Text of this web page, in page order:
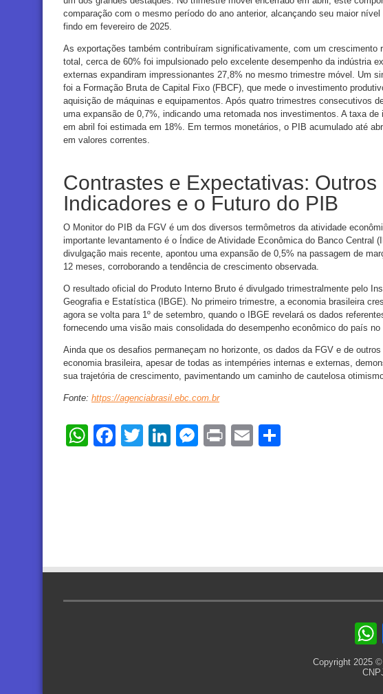
comparação com o mesmo período do ano anterior, alcançando seu maior
findo em fevereiro de 2025.
As exportações também contribuíram significativamente, com um crescimento
total, cerca de 60% foi impulsionado pelo excelente desempenho da indústria
externas expandiram impressionantes 27,8% no mesmo trimestre móvel. Um
foi a Formação Bruta de Capital Fixo (FBCF), que mede o investimento
aquisição de máquinas e equipamentos. Após quatro trimestres consecutivos
uma expansão de 0,7%, indicando uma retomada nos investimentos. A taxa
em abril foi estimada em 18%. Em termos monetários, o PIB acumulado até
em valores correntes.
Contrastes e Expectativas: Outros
Indicadores e o Futuro do PIB
O Monitor do PIB da FGV é um dos diversos termômetros da atividade
importante levantamento é o Índice de Atividade Econômica do Banco Central
divulgação mais recente, apontou uma expansão de 0,5% na passagem de
12 meses, corroborando a tendência de crescimento observada.
O resultado oficial do Produto Interno Bruto é divulgado trimestralmente pelo
Geografia e Estatística (IBGE). No primeiro trimestre, a economia brasileira
agora se volta para 1º de setembro, quando o IBGE revelará os dados
fornecendo uma visão mais consolidada do desempenho econômico do país no
Ainda que os desafios permaneçam no horizonte, os dados da FGV e de
economia brasileira, apesar de todas as intempéries internas e externas,
sua trajetória de crescimento, pavimentando um caminho de cautelosa
Fonte: https://agenciabrasil.ebc.com.br
WhatsApp
Facebook
TwitterLinkedIn
Messenger
PrintEmail
Copyright 2025